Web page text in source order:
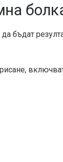
бъдат